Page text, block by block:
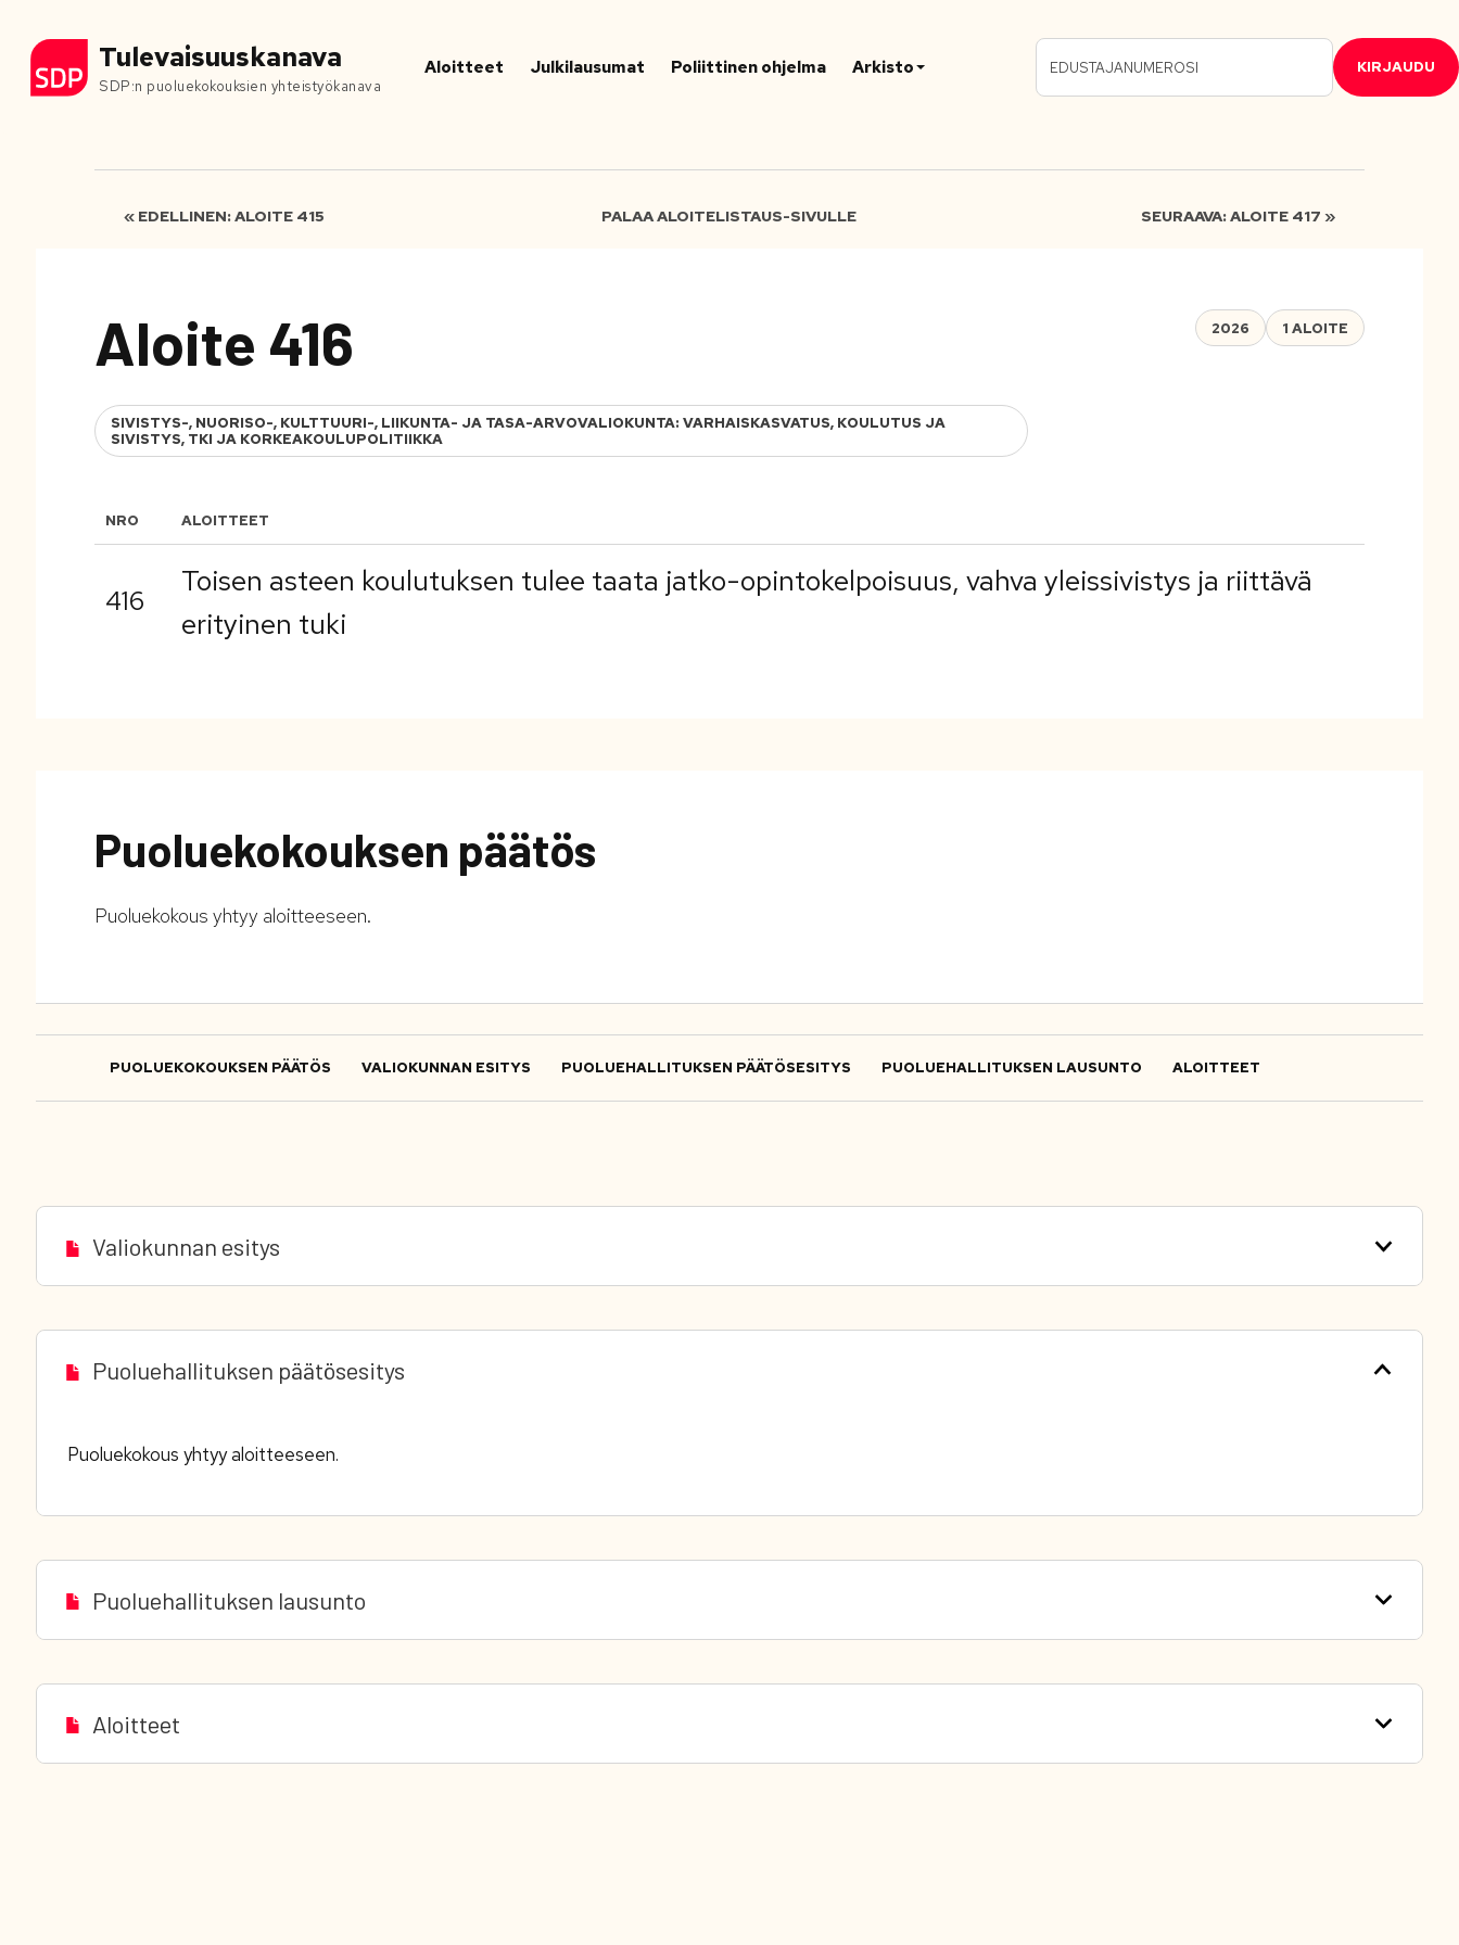
Tulevaisuuskanava
SDP:n puoluekokouksien yhteistyökanava
Aloitteet Julkilausumat Poliittinen ohjelma Arkisto KIRJAUDU
« EDELLINEN: ALOITE 415 PALAA ALOITELISTAUS-SIVULLE SEURAAVA: ALOITE 417 »
Aloite 416
SIVISTYS-, NUORISO-, KULTTUURI-, LIIKUNTA- JA TASA-ARVOVALIOKUNTA: VARHAISKASVATUS, KOULUTUS JA
SIVISTYS, TKI JA KORKEAKOULUPOLITIIKKA
2026 1 ALOITE
NRO ALOITTEET
416
Toisen asteen koulutuksen tulee taata jatko-opintokelpoisuus, vahva yleissivistys ja riittävä
erityinen tuki
Puoluekokouksen päätös
Puoluekokous yhtyy aloitteeseen.
PUOLUEKOKOUKSEN PÄÄTÖS VALIOKUNNAN ESITYS PUOLUEHALLITUKSEN PÄÄTÖSESITYS PUOLUEHALLITUKSEN LAUSUNTO ALOITTEET
Valiokunnan esitys
Puoluehallituksen päätösesitys
Puoluekokous yhtyy aloitteeseen.
Puoluehallituksen lausunto
Aloitteet